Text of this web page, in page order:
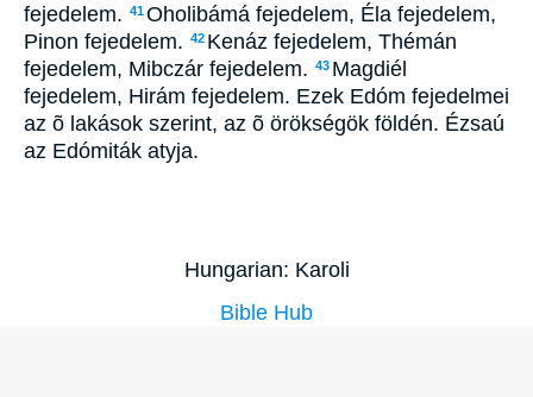
fejedelem. 41Oholibámá fejedelem, Éla fejedelem,
Pinon fejedelem. 42 Kenáz fejedelem, Thémán
fejedelem, Mibczár fejedelem. 43 Magdiél
fejedelem, Hirám fejedelem. Ezek Edóm fejedelmei
az õ lakások szerint, az õ örökségök földén. Ézsaú
az Edómiták atyja.
Hungarian: Karoli
Bible Hub